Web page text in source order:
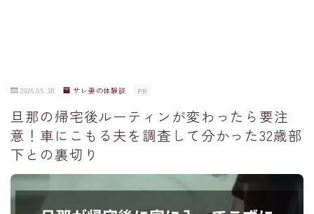
2026.05.30 サレ妻の体験談 PR
旦那の帰宅後ルーティンが変わったら要注
意！車にこもる夫を調査して分かった32歳部
下との裏切り